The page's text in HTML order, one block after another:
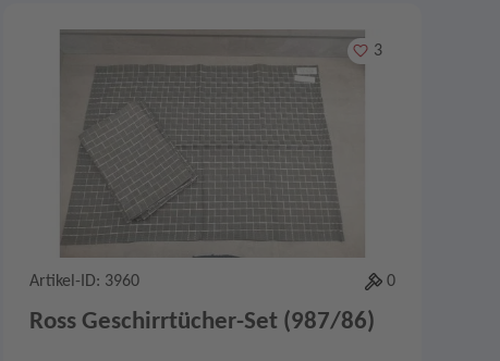
Merken
3
Artikel-ID: 3960 0
Ross Geschirrtücher-Set (987/86)